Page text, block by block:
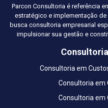
Parcon Consultoria é referência
estratégico e implementação
busca consultoria empresarial
impulsionar sua gestão e
Consultoria em
Consultoria em
Consultoria em